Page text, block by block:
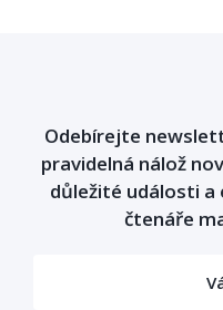
Odebírejte
pravidelná nálož
důležité události a
čtenáře